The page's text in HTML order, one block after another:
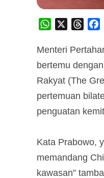
WhatsApp
Menteri
bertemu
Rakyat (The
pertemuan
penguatan
Kata Prabowo,
memandang
kawasan”